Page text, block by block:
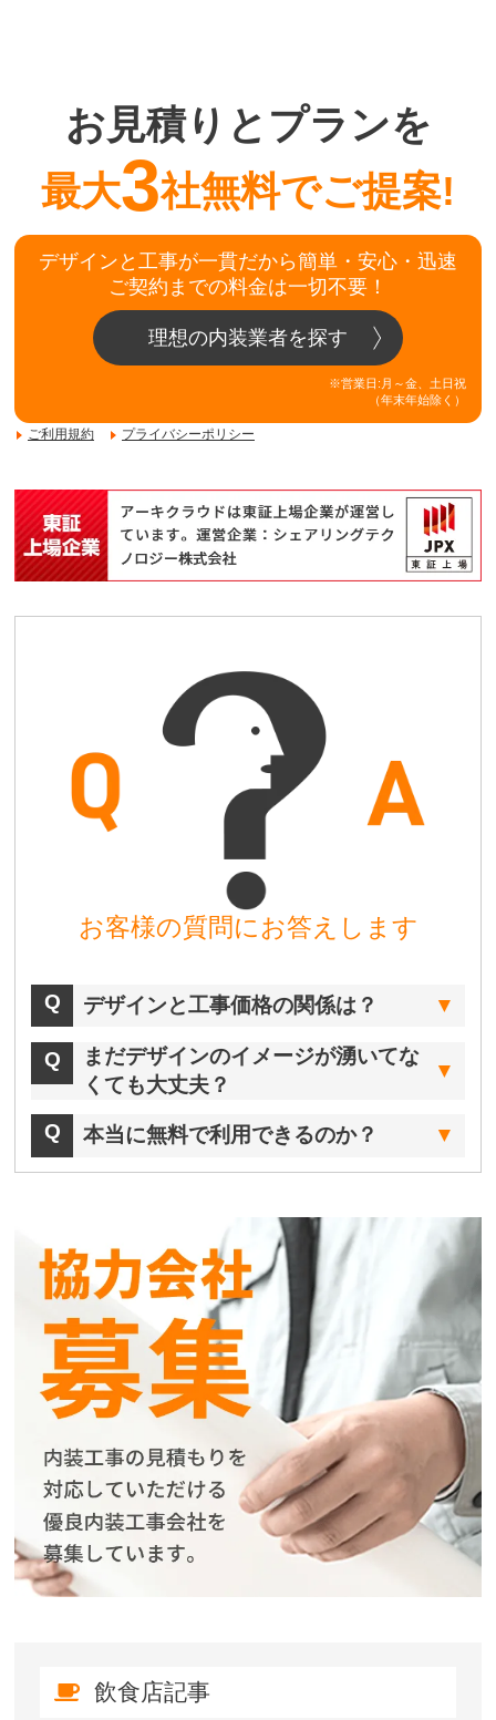
お見積りとプランを
最大3社無料でご提案!
デザインと工事が一貫だから簡単・安心・迅速
ご契約までの料金は一切不要！
理想の内装業者を探す
※営業日:月～金、土日祝
（年末年始除く）
ご利用規約 プライバシーポリシー
お客様の質問にお答えします
デザインと工事価格の関係は？
まだデザインのイメージが湧いてな
くても大丈夫？
本当に無料で利用できるのか？
飲食店記事